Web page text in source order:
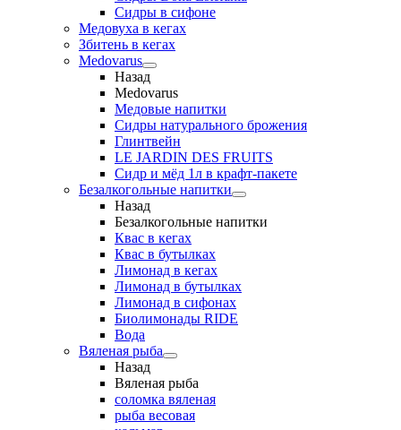
Сидры в сифоне
Медовуха в кегах
Збитень в кегах
Medovarus
Назад
Medovarus
Медовые напитки
Сидры натурального брожения
Глинтвейн
LE JARDIN DES FRUITS
Сидр и мёд 1л в крафт-пакете
Безалкогольные напитки
Назад
Безалкогольные напитки
Квас в кегах
Квас в бутылках
Лимонад в кегах
Лимонад в бутылках
Лимонад в сифонах
Биолимонады RIDE
Вода
Вяленая рыба
Назад
Вяленая рыба
соломка вяленая
рыба весовая